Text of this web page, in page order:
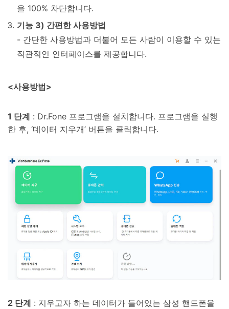
을 100% 차단합니다.
기능 3) 간편한 사용방법
- 간단한 사용방법과 더불어 모든 사람이 이용할 수 있는
직관적인 인터페이스를 제공합니다.
<사용방법>
1 단계 : Dr.Fone 프로그램을 설치합니다. 프로그램을 실행
한 후, ‘데이터 지우개’ 버튼을 클릭합니다.
2 단계 : 지우고자 하는 데이터가 들어있는 삼성 핸드폰을